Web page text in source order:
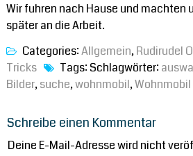
Wir fuhren nach Hause und machten
später an die Arbeit.
Categories:Allgemein,Rudirudel
Tricks
Tags: Schlagwörter:
Bilder,suche,wohnmobil,
Schreibe einen Kommentar
Deine E-Mail-Adresse wird nicht